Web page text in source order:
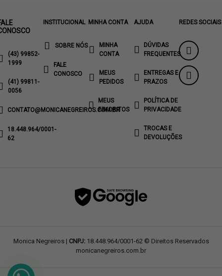
(43) 99852-
1999
(41) 99811-
0056
CONTATO@MONICANEGREIROS.COM.BR
18.448.964/0001-
62
INSTITUCIONAL
SOBRE NÓS
FALE
CONOSCO
MINHA CONTA
MINHA
CONTA
MEUS
PEDIDOS
MEUS
FAVORITOS
AJUDA
DÚVIDAS
FREQUENTES
ENTREGAS E
PRAZOS
POLÍTICA DE
PRIVACIDADE
TROCAS E
DEVOLUÇÕES
REDES SOCIAIS
Monica Negreiros | CNPJ:18.448.964/0001-62 © Direitos Reservados
monicanegreiros.com.br